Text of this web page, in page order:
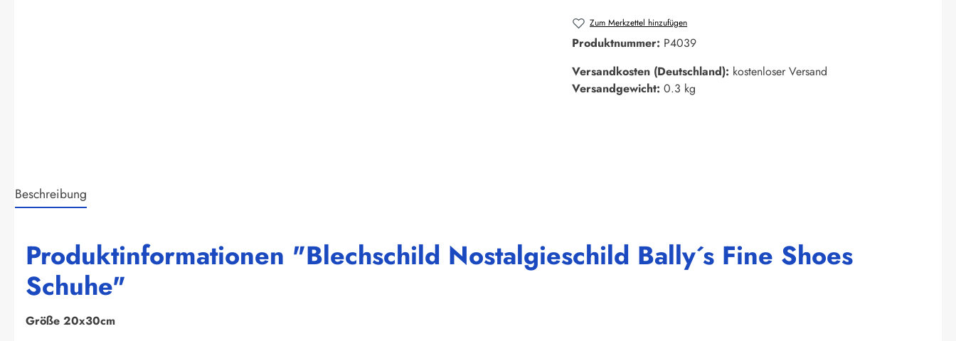
Zum Merkzettel hinzufügen
Produktnummer: P4039
Versandkosten (Deutschland): kostenloser Versand
Versandgewicht: 0.3 kg
Beschreibung
Produktinformationen "Blechschild Nostalgieschild Bally´s Fine Shoes
Schuhe"
Größe 20x30cm